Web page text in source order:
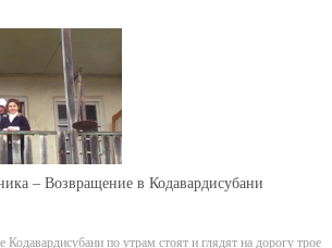
– Возвращение в Кодавардисубани
по утрам стоят и глядят на дорогу трое